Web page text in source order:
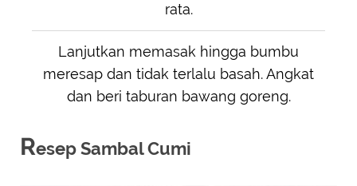
rata.
Lanjutkan memasak hingga bumbu
meresap dan tidak terlalu basah. Angkat
dan beri taburan bawang goreng.
Resep Sambal Cumi